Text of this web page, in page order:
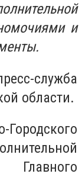
и
служба
области.